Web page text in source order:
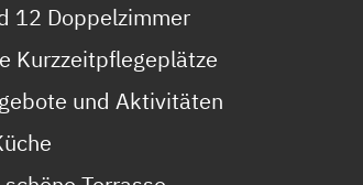
12 Doppelzimmer
Kurzzeitpflegeplätze
und Aktivitäten